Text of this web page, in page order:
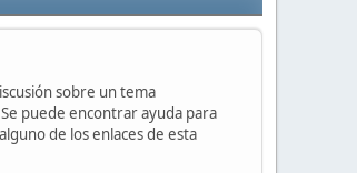
sobre un tema
puede encontrar ayuda para
de los enlaces de esta